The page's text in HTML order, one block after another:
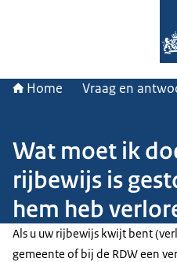
Home Vraag en
Wat moet ik
rijbewijs is
hem heb
Als u uw rijbewijs kwijt bent
gemeente of bij de RDW een